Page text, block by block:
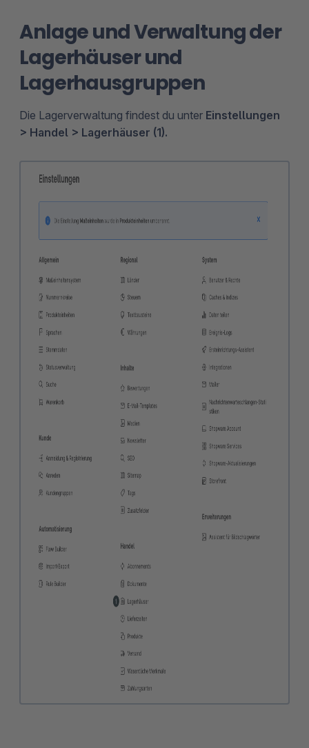
Anlage und Verwaltung der
Lagerhäuser und
Lagerhausgruppen
Die Lagerverwaltung findest du unter Einstellungen
> Handel > Lagerhäuser (1).